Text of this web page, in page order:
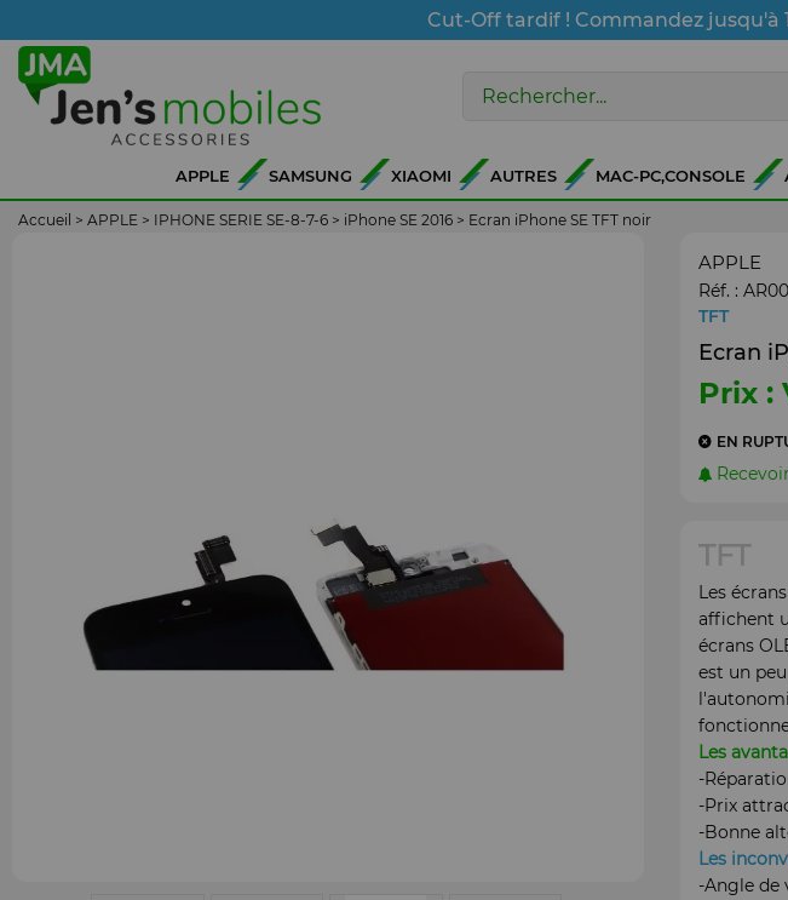
Cut-Off tardif ! Commandez jusqu'à
APPLE SAMSUNG XIAOMI AUTRES MAC-PC,CONSOLE
Accueil > APPLE > IPHONE SERIE SE-8-7-6 > iPhone SE 2016 > Ecran iPhone SE TFT noir
APPLE
Réf. :
TFT
Ecran
Prix :
EN
TFT
Les
affichent
écrans
est un
Les
-
-Prix
-Bonne
Les
-Angle de